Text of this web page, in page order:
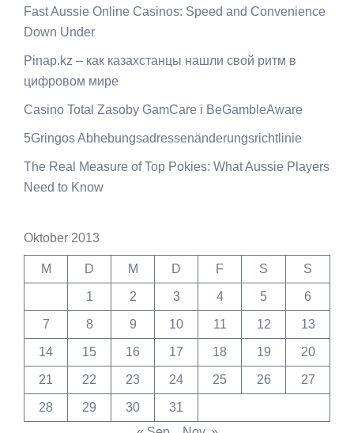
Fast Aussie Online Casinos: Speed and Convenience
Down Under
Pinap.kz – как казахстанцы нашли свой ритм в
цифровом мире
Casino Total Zasoby GamCare i BeGambleAware
5Gringos Abhebungsadressenänderungsrichtlinie
The Real Measure of Top Pokies: What Aussie Players
Need to Know
Oktober 2013
M D M D F S S
1 2 3 4 5 6
7 8 9 10 11 12 13
14 15 16 17 18 19 20
21 22 23 24 25 26 27
28 29 30
31